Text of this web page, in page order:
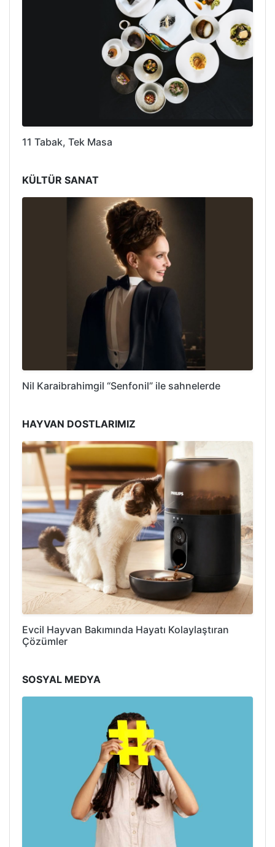
11 Tabak, Tek Masa
KÜLTÜR SANAT
Nil Karaibrahimgil “Senfonil” ile sahnelerde
HAYVAN DOSTLARIMIZ
Evcil Hayvan Bakımında Hayatı Kolaylaştıran
Çözümler
SOSYAL MEDYA